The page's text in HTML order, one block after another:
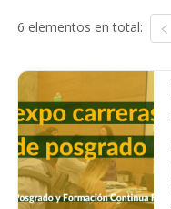
6 elementos en total: